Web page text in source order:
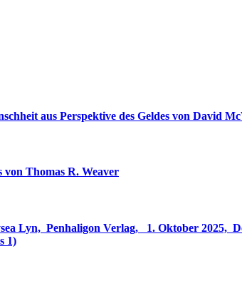
aus Perspektive des Geldes von David
von Thomas R. Weaver
Verlag, ‎ 1. Oktober 2025, ‎ Deutsche Erstausgabe, Seitenzahl der
1)